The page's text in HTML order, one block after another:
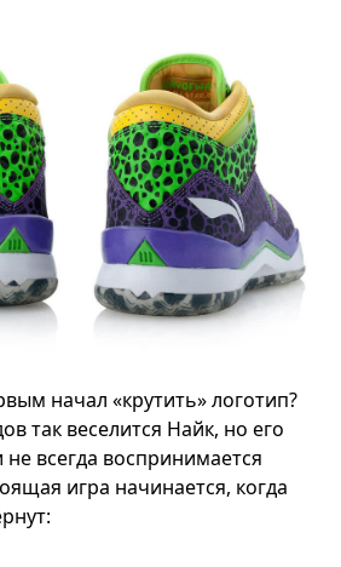
начал «крутить» логотип?
так веселится Найк, но его
всегда воспринимается
игра начинается, когда